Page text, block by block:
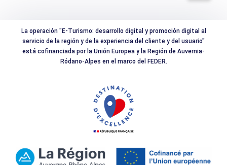
La operación "E-Turismo: desarrollo digital y promoción digital al
servicio de la región y de la experiencia del cliente y del usuario"
está cofinanciada por la Unión Europea y la Región de Auvernia-
Ródano-Alpes en el marco del FEDER.